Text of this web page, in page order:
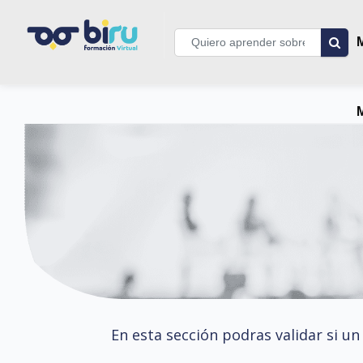
En esta sección podras validar si